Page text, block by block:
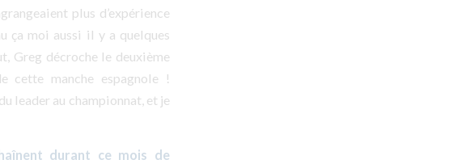
plus d’expérience
ça moi aussi il y a quelques
Greg décroche le deuxième
cette manche espagnole !
leader au championnat, et je
durant ce mois de